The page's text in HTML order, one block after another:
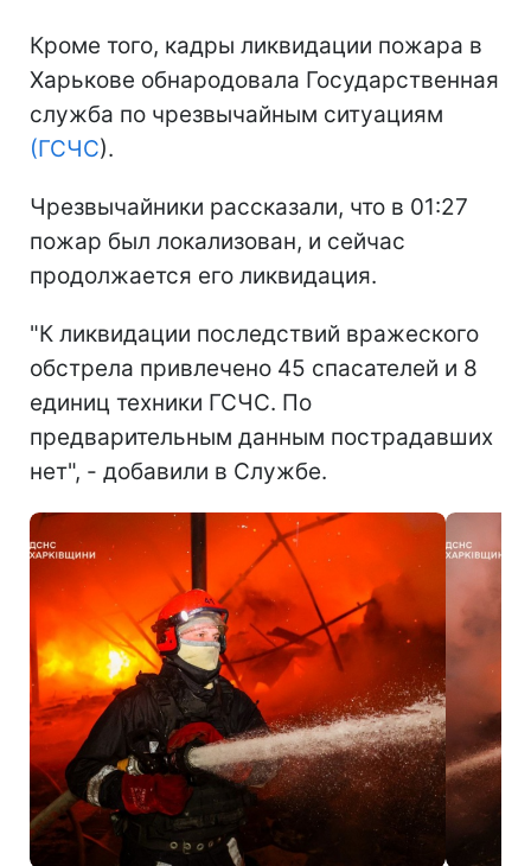
Кроме того, кадры ликвидации пожара в
Харькове обнародовала Государственная
служба по чрезвычайным ситуациям
(ГСЧС).
Чрезвычайники рассказали, что в 01:27
пожар был локализован, и сейчас
продолжается его ликвидация.
"К ликвидации последствий вражеского
обстрела привлечено 45 спасателей и 8
единиц техники ГСЧС. По
предварительным данным пострадавших
нет", - добавили в Службе.